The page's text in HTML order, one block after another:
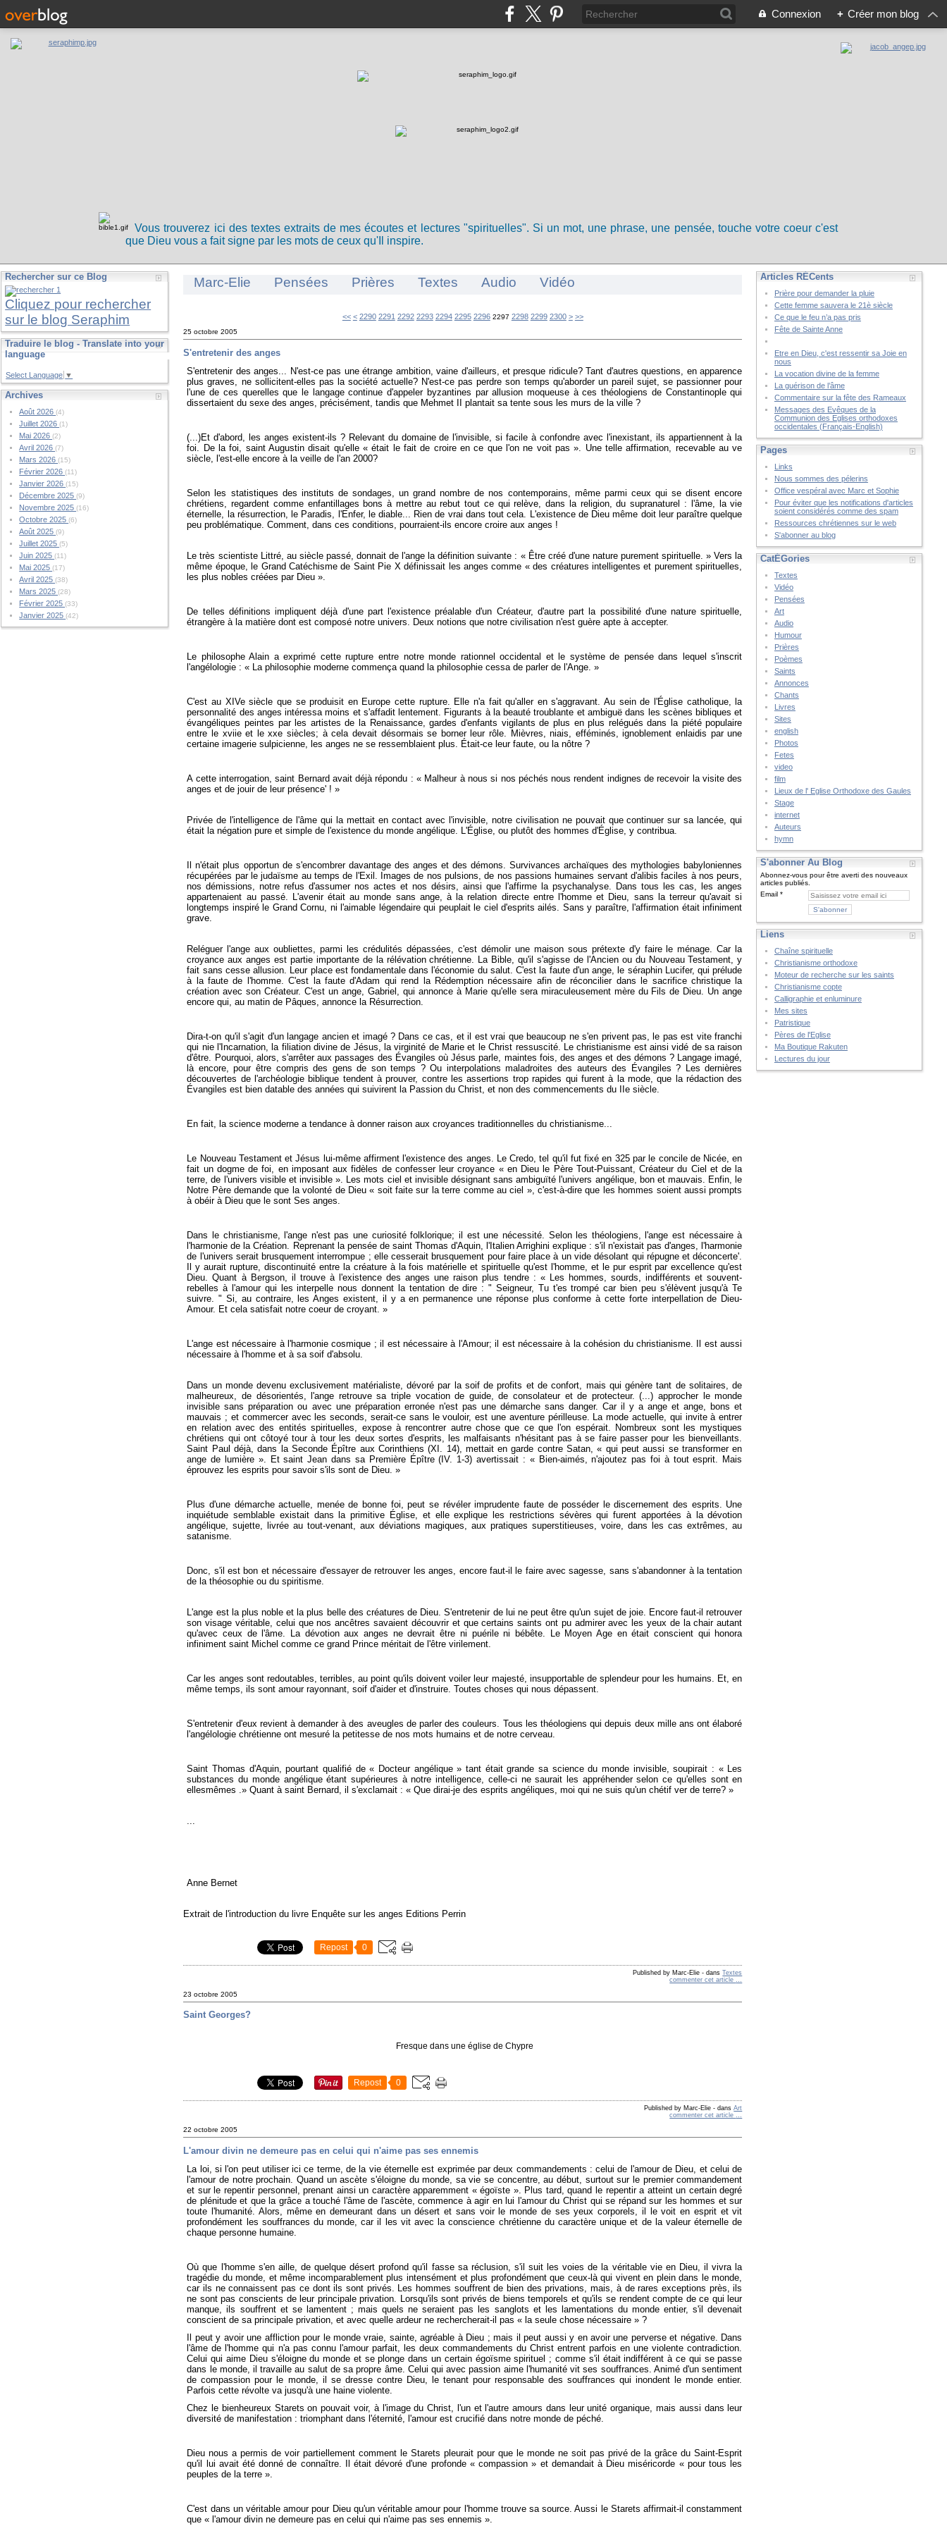
Connexion + Créer mon blog
Vous trouverez ici des textes extraits de mes écoutes et lectures "spirituelles". Si un mot, une phrase, une pensée, touche votre coeur c'est
que Dieu vous a fait signe par les mots de ceux qu'Il inspire.
Rechercher sur ce Blog
Cliquez pour rechercher
sur le blog Seraphim
Traduire le blog - Translate into your
language
Select Language ▼
Archives
Août 2026(4)
Juillet 2026(1)
Mai 2026(2)
Avril 2026(7)
Mars 2026(15)
Février 2026(11)
Janvier 2026(15)
Décembre 2025(9)
Novembre 2025(16)
Octobre 2025(6)
Août 2025(9)
Juillet 2025(5)
Juin 2025(11)
Mai 2025(17)
Avril 2025(38)
Mars 2025(28)
Février 2025(33)
Janvier 2025(42)
Marc-Elie Pensées Prières Textes Audio Vidéo
<< < 2200
2210
2220
2230
2240
2250
2260
2270
2280
2290 2291 2292 2293 2294 2295 2296 2297 2298 2299 2300 > >>
25 octobre 2005
S'entretenir des anges
S'entretenir des anges... N'est-ce pas une étrange ambition, vaine d'ailleurs, et presque ridicule? Tant d'autres questions, en apparence
plus graves, ne sollicitent-elles pas la société actuelle? N'est-ce pas perdre son temps qu'aborder un pareil sujet, se passionner pour
l'une de ces querelles que le langage continue d'appeler byzantines par allusion moqueuse à ces théologiens de Constantinople qui
dissertaient du sexe des anges, précisément, tandis que Mehmet II plantait sa tente sous les murs de la ville ?
(...)Et d'abord, les anges existent-ils ? Relevant du domaine de l'invisible, si facile à confondre avec l'inexistant, ils appartiennent à la
foi. De la foi, saint Augustin disait qu'elle « était le fait de croire en ce que l'on ne voit pas ». Une telle affirmation, recevable au ve
siècle, l'est-elle encore à la veille de l'an 2000?
Selon les statistiques des instituts de sondages, un grand nombre de nos contemporains, même parmi ceux qui se disent encore
chrétiens, regardent comme enfantillages bons à mettre au rebut tout ce qui relève, dans la religion, du supranaturel : l'âme, la vie
éternelle, la résurrection, le Paradis, l'Enfer, le diable... Rien de vrai dans tout cela. L'existence de Dieu même doit leur paraître quelque
peu problématique. Comment, dans ces conditions, pourraient-ils encore croire aux anges !
Le très scientiste Littré, au siècle passé, donnait de l'ange la définition suivante : « Être créé d'une nature purement spirituelle. » Vers la
même époque, le Grand Catéchisme de Saint Pie X définissait les anges comme « des créatures intelligentes et purement spirituelles,
les plus nobles créées par Dieu ».
De telles définitions impliquent déjà d'une part l'existence préalable d'un Créateur, d'autre part la possibilité d'une nature spirituelle,
étrangère à la matière dont est composé notre univers. Deux notions que notre civilisation n'est guère apte à accepter.
Le philosophe Alain a exprimé cette rupture entre notre monde rationnel occidental et le système de pensée dans lequel s'inscrit
l'angélologie : « La philosophie moderne commença quand la philosophie cessa de parler de l'Ange. »
C'est au XIVe siècle que se produisit en Europe cette rupture. Elle n'a fait qu'aller en s'aggravant. Au sein de l'Église catholique, la
personnalité des anges intéressa moins et s'affadit lentement. Figurants à la beauté troublante et ambiguë dans les scènes bibliques et
évangéliques peintes par les artistes de la Renaissance, gardes d'enfants vigilants de plus en plus relégués dans la piété populaire
entre le xviie et le xxe siècles; à cela devait désormais se borner leur rôle. Mièvres, niais, efféminés, ignoblement enlaidis par une
certaine imagerie sulpicienne, les anges ne se ressemblaient plus. Était-ce leur faute, ou la nôtre ?
A cette interrogation, saint Bernard avait déjà répondu : « Malheur à nous si nos péchés nous rendent indignes de recevoir la visite des
anges et de jouir de leur présence' ! »
Privée de l'intelligence de l'âme qui la mettait en contact avec l'invisible, notre civilisation ne pouvait que continuer sur sa lancée, qui
était la négation pure et simple de l'existence du monde angélique. L'Église, ou plutôt des hommes d'Église, y contribua.
Il n'était plus opportun de s'encombrer davantage des anges et des démons. Survivances archaïques des mythologies babyloniennes
récupérées par le judaïsme au temps de l'Exil. Images de nos pulsions, de nos passions humaines servant d'alibis faciles à nos peurs,
nos démissions, notre refus d'assumer nos actes et nos désirs, ainsi que l'affirme la psychanalyse. Dans tous les cas, les anges
appartenaient au passé. L'avenir était au monde sans ange, à la relation directe entre l'homme et Dieu, sans la terreur qu'avait si
longtemps inspiré le Grand Cornu, ni l'aimable légendaire qui peuplait le ciel d'esprits ailés. Sans y paraître, l'affirmation était infiniment
grave.
Reléguer l'ange aux oubliettes, parmi les crédulités dépassées, c'est démolir une maison sous prétexte d'y faire le ménage. Car la
croyance aux anges est partie importante de la rélévation chrétienne. La Bible, qu'il s'agisse de l'Ancien ou du Nouveau Testament, y
fait sans cesse allusion. Leur place est fondamentale dans l'économie du salut. C'est la faute d'un ange, le séraphin Lucifer, qui prélude
à la faute de l'homme. C'est la faute d'Adam qui rend la Rédemption nécessaire afin de réconcilier dans le sacrifice christique la
création avec son Créateur. C'est un ange, Gabriel, qui annonce à Marie qu'elle sera miraculeusement mère du Fils de Dieu. Un ange
encore qui, au matin de Pâques, annonce la Résurrection.
Dira-t-on qu'il s'agit d'un langage ancien et imagé ? Dans ce cas, et il est vrai que beaucoup ne s'en privent pas, le pas est vite franchi
qui nie l'Incarnation, la filiation divine de Jésus, la virginité de Marie et le Christ ressuscité. Le christianisme est ainsi vidé de sa raison
d'être. Pourquoi, alors, s'arrêter aux passages des Évangiles où Jésus parle, maintes fois, des anges et des démons ? Langage imagé,
là encore, pour être compris des gens de son temps ? Ou interpolations maladroites des auteurs des Évangiles ? Les dernières
découvertes de l'archéologie biblique tendent à prouver, contre les assertions trop rapides qui furent à la mode, que la rédaction des
Évangiles est bien datable des années qui suivirent la Passion du Christ, et non des commencements du IIe siècle.
En fait, la science moderne a tendance à donner raison aux croyances traditionnelles du christianisme...
Le Nouveau Testament et Jésus lui-même affirment l'existence des anges. Le Credo, tel qu'il fut fixé en 325 par le concile de Nicée, en
fait un dogme de foi, en imposant aux fidèles de confesser leur croyance « en Dieu le Père Tout-Puissant, Créateur du Ciel et de la
terre, de l'univers visible et invisible ». Les mots ciel et invisible désignant sans ambiguïté l'univers angélique, bon et mauvais. Enfin, le
Notre Père demande que la volonté de Dieu « soit faite sur la terre comme au ciel », c'est-à-dire que les hommes soient aussi prompts
à obéir à Dieu que le sont Ses anges.
Dans le christianisme, l'ange n'est pas une curiosité folklorique; il est une nécessité. Selon les théologiens, l'ange est nécessaire à
l'harmonie de la Création. Reprenant la pensée de saint Thomas d'Aquin, l'Italien Arrighini explique : s'il n'existait pas d'anges, l'harmonie
de l'univers serait brusquement interrompue ; elle cesserait brusquement pour faire place à un vide désolant qui répugne et déconcerte'.
Il y aurait rupture, discontinuité entre la créature à la fois matérielle et spirituelle qu'est l'homme, et le pur esprit par excellence qu'est
Dieu. Quant à Bergson, il trouve à l'existence des anges une raison plus tendre : « Les hommes, sourds, indifférents et souvent-
rebelles à l'amour qui les interpelle nous donnent la tentation de dire : " Seigneur, Tu t'es trompé car bien peu s'élèvent jusqu'à Te
suivre. " Si, au contraire, les Anges existent, il y a en permanence une réponse plus conforme à cette forte interpellation de Dieu-
Amour. Et cela satisfait notre coeur de croyant. »
L'ange est nécessaire à l'harmonie cosmique ; il est nécessaire à l'Amour; il est nécessaire à la cohésion du christianisme. Il est aussi
nécessaire à l'homme et à sa soif d'absolu.
Dans un monde devenu exclusivement matérialiste, dévoré par la soif de profits et de confort, mais qui génère tant de solitaires, de
malheureux, de désorientés, l'ange retrouve sa triple vocation de guide, de consolateur et de protecteur. (...) approcher le monde
invisible sans préparation ou avec une préparation erronée n'est pas une démarche sans danger. Car il y a ange et ange, bons et
mauvais ; et commercer avec les seconds, serait-ce sans le vouloir, est une aventure périlleuse. La mode actuelle, qui invite à entrer
en relation avec des entités spirituelles, expose à rencontrer autre chose que ce que l'on espérait. Nombreux sont les mystiques
chrétiens qui ont côtoyé tour à tour les deux sortes d'esprits, les malfaisants n'hésitant pas à se faire passer pour les bienveillants.
Saint Paul déjà, dans la Seconde Épître aux Corinthiens (XI. 14), mettait en garde contre Satan, « qui peut aussi se transformer en
ange de lumière ». Et saint Jean dans sa Première Épître (IV. 1-3) avertissait : « Bien-aimés, n'ajoutez pas foi à tout esprit. Mais
éprouvez les esprits pour savoir s'ils sont de Dieu. »
Plus d'une démarche actuelle, menée de bonne foi, peut se révéler imprudente faute de posséder le discernement des esprits. Une
inquiétude semblable existait dans la primitive Église, et elle explique les restrictions sévères qui furent apportées à la dévotion
angélique, sujette, livrée au tout-venant, aux déviations magiques, aux pratiques superstitieuses, voire, dans les cas extrêmes, au
satanisme.
Donc, s'il est bon et nécessaire d'essayer de retrouver les anges, encore faut-il le faire avec sagesse, sans s'abandonner à la tentation
de la théosophie ou du spiritisme.
L'ange est la plus noble et la plus belle des créatures de Dieu. S'entretenir de lui ne peut être qu'un sujet de joie. Encore faut-il retrouver
son visage véritable, celui que nos ancêtres savaient découvrir et que certains saints ont pu admirer avec les yeux de la chair autant
qu'avec ceux de l'âme. La dévotion aux anges ne devrait être ni puérile ni bébête. Le Moyen Age en était conscient qui honora
infiniment saint Michel comme ce grand Prince méritait de l'être virilement.
Car les anges sont redoutables, terribles, au point qu'ils doivent voiler leur majesté, insupportable de splendeur pour les humains. Et, en
même temps, ils sont amour rayonnant, soif d'aider et d'instruire. Toutes choses qui nous dépassent.
S'entretenir d'eux revient à demander à des aveugles de parler des couleurs. Tous les théologiens qui depuis deux mille ans ont élaboré
l'angélologie chrétienne ont mesuré la petitesse de nos mots humains et de notre cerveau.
Saint Thomas d'Aquin, pourtant qualifié de « Docteur angélique » tant était grande sa science du monde invisible, soupirait : « Les
substances du monde angélique étant supérieures à notre intelligence, celle-ci ne saurait les appréhender selon ce qu'elles sont en
ellesmêmes .» Quant à saint Bernard, il s'exclamait : « Que dirai-je des esprits angéliques, moi qui ne suis qu'un chétif ver de terre? »
Anne Bernet
Extrait de l'introduction du livre Enquête sur les anges Editions Perrin
Repost 0
Published by Marc-Elie - dansTextes
commenter cet article
23 octobre 2005
Saint Georges?
Fresque dans une église de Chypre
Repost 0
Published by Marc-Elie - dansArt
commenter cet article …
22 octobre 2005
L'amour divin ne demeure pas en celui qui n'aime pas ses ennemis
La loi, si l'on peut utiliser ici ce terme, de la vie éternelle est exprimée par deux commandements : celui de l'amour de Dieu, et celui de
l'amour de notre prochain. Quand un ascète s'éloigne du monde, sa vie se concentre, au début, surtout sur le premier commandement
et sur le repentir personnel, prenant ainsi un caractère apparemment « égoïste ». Plus tard, quand le repentir a atteint un certain degré
de plénitude et que la grâce a touché l'âme de l'ascète, commence à agir en lui l'amour du Christ qui se répand sur les hommes et sur
toute l'humanité. Alors, même en demeurant dans un désert et sans voir le monde de ses yeux corporels, il le voit en esprit et vit
profondément les souffrances du monde, car il les vit avec la conscience chrétienne du caractère unique et de la valeur éternelle de
chaque personne humaine.
Où que l'homme s'en aille, de quelque désert profond qu'il fasse sa réclusion, s'il suit les voies de la véritable vie en Dieu, il vivra la
tragédie du monde, et même incomparablement plus intensément et plus profondément que ceux-là qui vivent en plein dans le monde,
car ils ne connaissent pas ce dont ils sont privés. Les hommes souffrent de bien des privations, mais, à de rares exceptions près, ils
ne sont pas conscients de leur principale privation. Lorsqu'ils sont privés de biens temporels et qu'ils se rendent compte de ce qui leur
manque, ils souffrent et se lamentent ; mais quels ne seraient pas les sanglots et les lamentations du monde entier, s'il devenait
conscient de sa principale privation, et avec quelle ardeur ne rechercherait-il pas « la seule chose nécessaire » ?
Il peut y avoir une affliction pour le monde vraie, sainte, agréable à Dieu ; mais il peut aussi y en avoir une perverse et négative. Dans
l'âme de l'homme qui n'a pas connu l'amour parfait, les deux commandements du Christ entrent parfois en une violente contradiction.
Celui qui aime Dieu s'éloigne du monde et se plonge dans un certain égoïsme spirituel ; comme s'il était indifférent à ce qui se passe
dans le monde, il travaille au salut de sa propre âme. Celui qui avec passion aime l'humanité vit ses souffrances. Animé d'un sentiment
de compassion pour le monde, il se dresse contre Dieu, le tenant pour responsable des souffrances qui inondent le monde entier.
Parfois cette révolte va jusqu'à une haine violente.
Chez le bienheureux Starets on pouvait voir, à l'image du Christ, l'un et l'autre amours dans leur unité organique, mais aussi dans leur
diversité de manifestation : triomphant dans l'éternité, l'amour est crucifié dans notre monde de péché.
Dieu nous a permis de voir partiellement comment le Starets pleurait pour que le monde ne soit pas privé de la grâce du Saint-Esprit
qu'il lui avait été donné de connaître. Il était dévoré d'une profonde « compassion » et demandait à Dieu miséricorde « pour tous les
peuples de la terre ».
C'est dans un véritable amour pour Dieu qu'un véritable amour pour l'homme trouve sa source. Aussi le Starets affirmait-il constamment
que « l'amour divin ne demeure pas en celui qui n'aime pas ses ennemis ».
Articles RÉCents
Prière pour demander la pluie
Cette femme sauvera le 21è siècle
Ce que le feu n’a pas pris
Fête de Sainte Anne
Etre en Dieu, c'est ressentir sa Joie en
nous
La vocation divine de la femme
La guérison de l’âme
Commentaire sur la fête des Rameaux
Messages des Evêques de la
Communion des Eglises orthodoxes
occidentales (Français-English)
Pages
Links
Nous sommes des pélerins
Office vespéral avec Marc et Sophie
Pour éviter que les notifications d'articles
soient considérés comme des spam
Ressources chrétiennes sur le web
S'abonner au blog
CatÉGories
Textes
Vidéo
Pensées
Art
Audio
Humour
Prières
Poèmes
Saints
Annonces
Chants
Livres
Sites
english
Photos
Fetes
video
film
Lieux de l' Eglise Orthodoxe des Gaules
Stage
internet
Auteurs
hymn
S'abonner Au Blog
Abonnez-vous pour être averti des nouveaux
articles publiés.
Email
Liens
Chaîne spirituelle
Christianisme orthodoxe
Moteur de recherche sur les saints
Christianisme copte
Calligraphie et enluminure
Mes sites
Patristique
Pères de l'Eglise
Ma Boutique Rakuten
Lectures du jour